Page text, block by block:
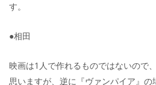
す。
●相田
映画は1人で作れるものではないので
思いますが、逆に『ヴァンパイア』